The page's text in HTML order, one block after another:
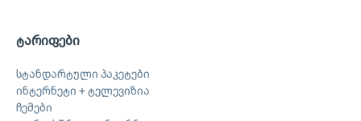
ტარიფები
სტანდარტული პაკეტები
ინტერნეტი + ტელევიზია
ჩემები